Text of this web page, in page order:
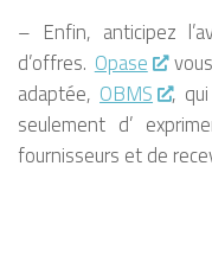
– Enfin, anticipez
d’offres. Opase
adaptée, OBMS
,
seulement d’
fournisseurs et de